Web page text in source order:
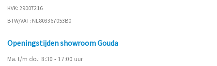
KVK: 29007216
BTW/VAT: NL803367053B0
Openingstijden showroom Gouda
Ma. t/m do.: 8:30 - 17:00 uur